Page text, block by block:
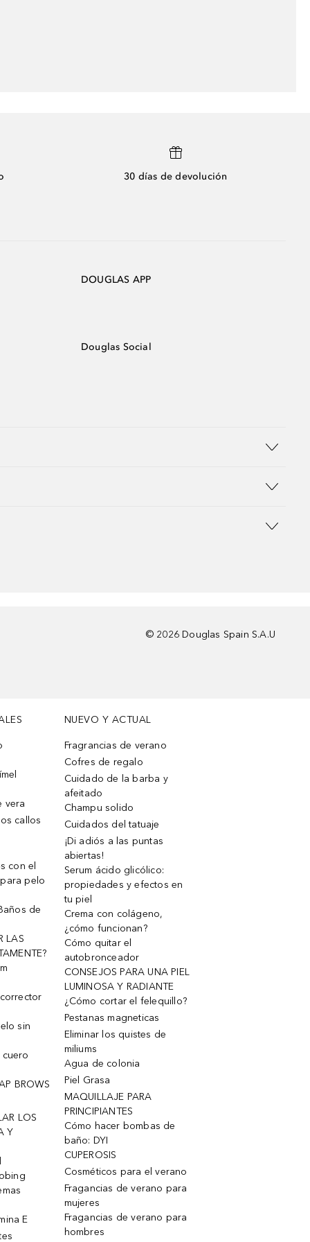
30 días de devolución
DOUGLAS APP
Douglas Social
© 2026 Douglas Spain S.A.U
vera
callos
con el
pelo
de
LAS
sin
cuero
BROWS
LOS
Y
E
NUEVO Y ACTUAL
Fragrancias de verano
Cofres de regalo
Cuidado de la barba y
afeitado
Champu solido
Cuidados del tatuaje
¡Di adiós a las puntas
abiertas!
Serum ácido glicólico:
propiedades y efectos en
tu piel
Crema con colágeno,
¿cómo funcionan?
Cómo quitar el
autobronceador
CONSEJOS PARA UNA PIEL
LUMINOSA Y RADIANTE
¿Cómo cortar el felequillo?
Pestanas magneticas
Eliminar los quistes de
miliums
Agua de colonia
Piel Grasa
MAQUILLAJE PARA
PRINCIPIANTES
Cómo hacer bombas de
baño: DYI
CUPEROSIS
Cosméticos para el verano
Fragancias de verano para
mujeres
Fragancias de verano para
hombres